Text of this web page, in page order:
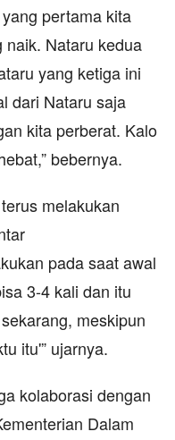
pertama kita
naik. Nataru kedua
yang ketiga ini
dari Nataru saja
kita perberat. Kalo
bebernya.
melakukan
pada saat awal
3-4 kali dan itu
meskipun
itu'” ujarnya.
kolaborasi dengan
Dalam